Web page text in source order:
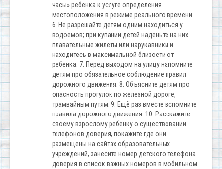
часы» ребенка к услуге определения
местоположения в режиме реального времени.
6. Не разрешайте детям одним находиться у
водоемов; при купании детей​ наденьте​ на них
плавательные жилеты или нарукавники и​
находитесь в максимальной близости от
ребенка. 7. Перед выходом на улицу напомните
детям про обязательное соблюдение правил
дорожного движения. 8. Объясните детям про
опасность прогулок по железной дороге,
трамвайным путям. 9. Ещё раз вместе вспомните
правила дорожного движения. 10. Расскажите
своему взрослому ребёнку о существовании
телефонов доверия, покажите где они
размещены на сайтах образовательных
учреждений, занесите номер детского телефона
доверия в список важных номеров в мобильном